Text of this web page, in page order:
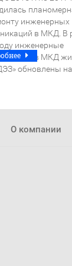
инженерных
в МКД. В
инженерные
в МКД
обновлены на
О компании